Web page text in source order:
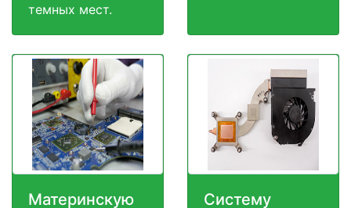
темных мест.
Материнскую
Систему